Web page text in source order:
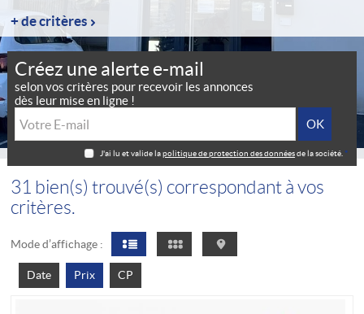
Créez une alerte e-mail
selon vos critères pour recevoir les annonces
dès leur mise en ligne !
J'ai lu et valide lapolitique de protection des donnéesde la société.*
31 bien(s) trouvé(s) correspondant à vos
critères.
Mode d’affichage :
Date Prix CP